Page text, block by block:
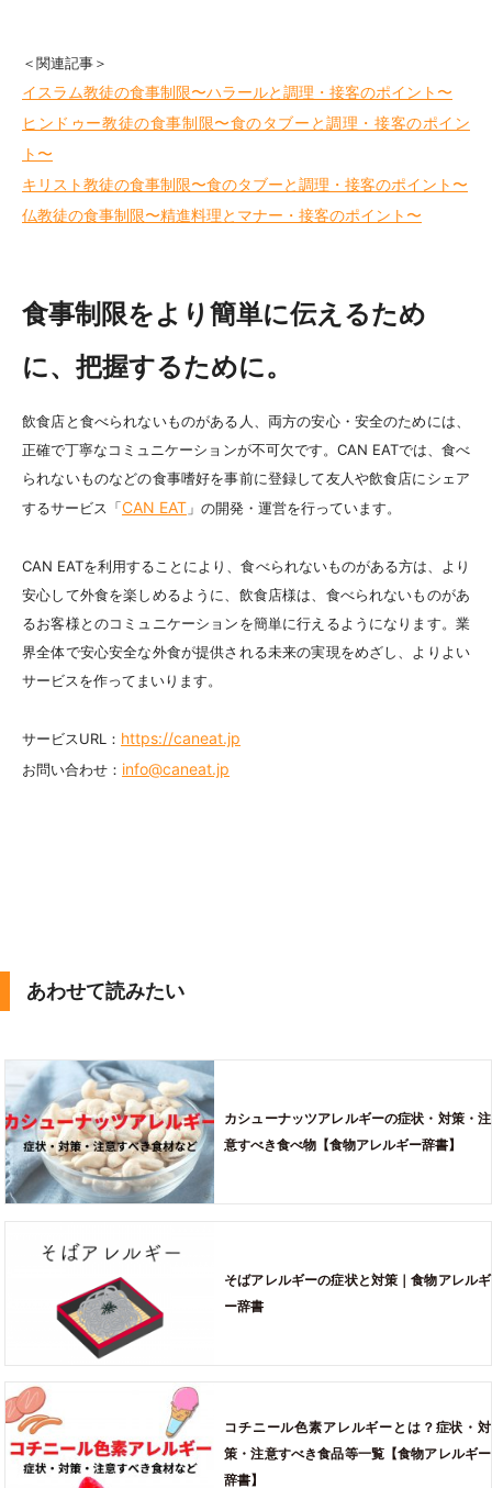
＜関連記事＞
イスラム教徒の食事制限〜ハラールと調理・接客のポイント〜
ヒンドゥー教徒の食事制限〜食のタブーと調理・接客のポイン
ト〜
キリスト教徒の食事制限〜食のタブーと調理・接客のポイント〜
仏教徒の食事制限〜精進料理とマナー・接客のポイント〜
食事制限をより簡単に伝えるため
に、把握するために。
飲食店と食べられないものがある人、両方の安心・安全のためには、
正確で丁寧なコミュニケーションが不可欠です。CAN EATでは、食べ
られないものなどの食事嗜好を事前に登録して友人や飲食店にシェア
するサービス「CAN EAT 」の開発・運営を行っています。
CAN EATを利用することにより、食べられないものがある方は、より
安心して外食を楽しめるように、飲食店様は、食べられないものがあ
るお客様とのコミュニケーションを簡単に行えるようになります。業
界全体で安心安全な外食が提供される未来の実現をめざし、よりよい
サービスを作ってまいります。
サービスURL： https://caneat.jp
お問い合わせ： info@caneat.jp
あわせて読みたい
カシューナッツアレルギーの症状・対策・注
意すべき食べ物【食物アレルギー辞書】
そばアレルギーの症状と対策｜食物アレルギ
ー辞書
コチニール色素アレルギーとは？症状・対
策・注意すべき食品等一覧【食物アレルギー
辞書】